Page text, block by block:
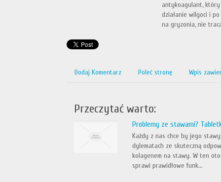
antykoagulant,
działanie wilgoci i
na gryzonia, nie
Dodaj Komentarz Poleć stronę Wpis
Przeczytać warto:
Problemy ze stawami?
Każdy z nas chce by jego
dylematach ze skuteczną
kolagenem na stawy. W ten
sprawi prawidłowe funk...